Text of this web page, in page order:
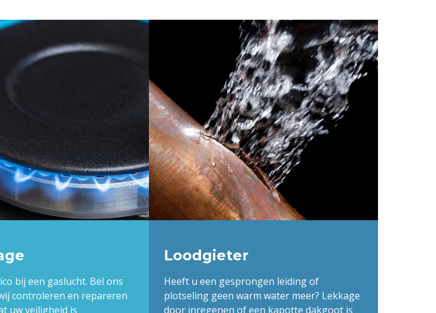
bij een gaslucht. Bel ons
controleren en repareren
uw veiligheid is
Loodgieter
Heeft u een gesprongen leiding of
plotseling geen warm water meer? Lekkage
door inregenen of een kapotte dakgoot is